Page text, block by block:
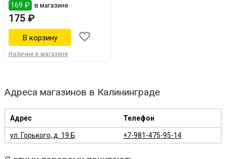
169 ₽ в магазине
175 ₽
Наличие в магазине
Адреса магазинов в Калининграде
Адрес Телефон
ул. Горького, д. 19 Б +7-981-475-95-14